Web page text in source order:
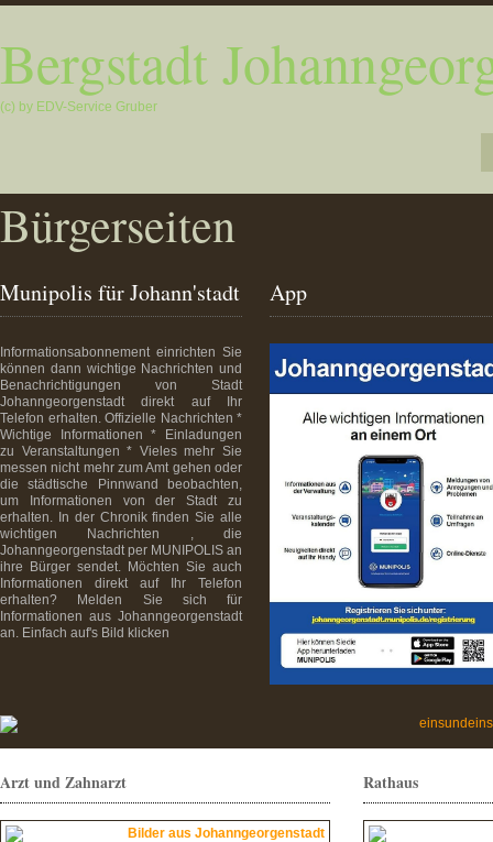
Bergstadt
(c) by EDV-Service Gruber
Bürgerseiten
Munipolis für Johann'stadt
Informationsabonnement einrichten Sie
können dann wichtige Nachrichten und
Benachrichtigungen von Stadt
Johanngeorgenstadt direkt auf Ihr
Telefon erhalten. Offizielle Nachrichten *
Wichtige Informationen * Einladungen
zu Veranstaltungen * Vieles mehr Sie
messen nicht mehr zum Amt gehen oder
die städtische Pinnwand beobachten,
um Informationen von der Stadt zu
erhalten. In der Chronik finden Sie alle
wichtigen Nachrichten , die
Johanngeorgenstadt per MUNIPOLIS an
ihre Bürger sendet. Möchten Sie auch
Informationen direkt auf Ihr Telefon
erhalten? Melden Sie sich für
Informationen aus Johanngeorgenstadt
an. Einfach auf's Bild klicken
App
Arzt und Zahnarzt Rathaus